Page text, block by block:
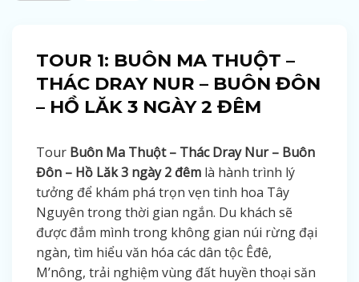
TOUR 1: BUÔN MA THUỘT –
THÁC DRAY NUR – BUÔN ĐÔN
– HỒ LĂK 3 NGÀY 2 ĐÊM
Tour Buôn Ma Thuột – Thác Dray Nur – Buôn
Đôn – Hồ Lăk 3 ngày 2 đêm là hành trình lý
tưởng để khám phá trọn vẹn tinh hoa Tây
Nguyên trong thời gian ngắn. Du khách sẽ
được đắm mình trong không gian núi rừng đại
ngàn, tìm hiểu văn hóa các dân tộc Êđê,
M’nông, trải nghiệm vùng đất huyền thoại săn